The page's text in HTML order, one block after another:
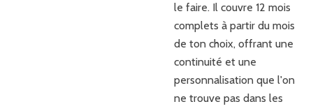
le faire. Il couvre 12 mois
complets à partir du mois
de ton choix, offrant une
continuité et une
personnalisation que l'on
ne trouve pas dans les